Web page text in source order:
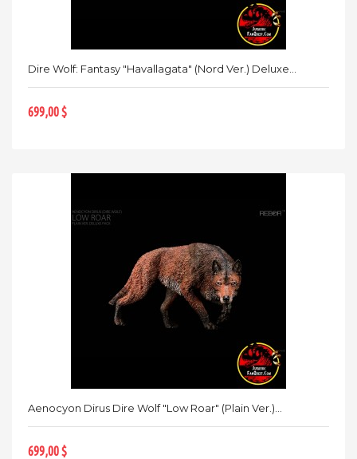
Dire Wolf: Fantasy "Havallagata" (Nord Ver.) Deluxe...
699,00 $
Aenocyon Dirus Dire Wolf "Low Roar" (Plain Ver.)...
699,00 $